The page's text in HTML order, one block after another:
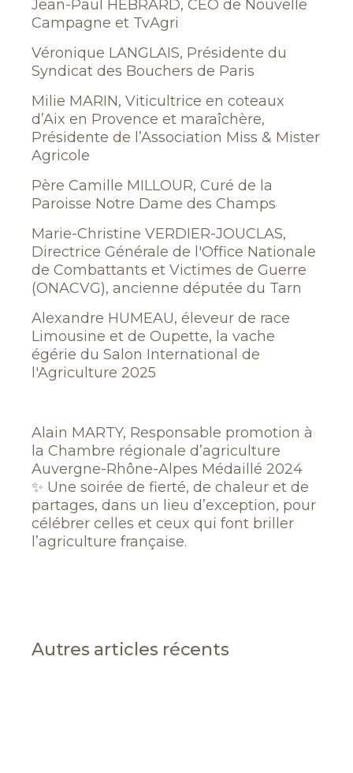
Jean-Paul HEBRARD, CEO de Nouvelle
Campagne et TvAgri
Véronique LANGLAIS, Présidente du
Syndicat des Bouchers de Paris
Milie MARIN, Viticultrice en coteaux
d’Aix en Provence et maraîchère,
Présidente de l’Association Miss & Mister
Agricole
Père Camille MILLOUR, Curé de la
Paroisse Notre Dame des Champs
Marie-Christine VERDIER-JOUCLAS,
Directrice Générale de l'Office Nationale
de Combattants et Victimes de Guerre
(ONACVG), ancienne députée du Tarn
Alexandre HUMEAU, éleveur de race
Limousine et de Oupette, la vache
égérie du Salon International de
l'Agriculture 2025
Alain MARTY, Responsable promotion à
la Chambre régionale d’agriculture
Auvergne-Rhône-Alpes Médaillé 2024
✨ Une soirée de fierté, de chaleur et de
partages, dans un lieu d’exception, pour
célébrer celles et ceux qui font briller
l’agriculture française.
Autres articles récents